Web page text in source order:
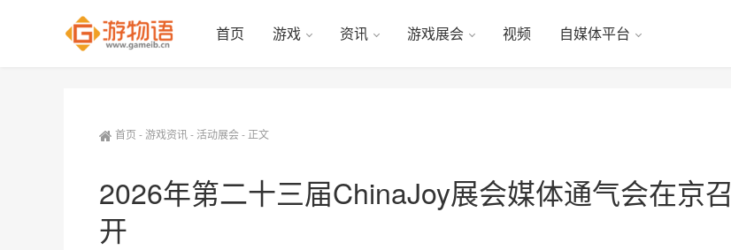
首页 游戏 资讯 游戏展会 视频 自媒体平台
首页 -游戏资讯-活动展会- 正文
2026年第二十三届ChinaJoy展会媒体通气会在京召
开